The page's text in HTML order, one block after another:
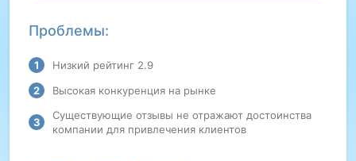
Проблемы:
Низкий рейтинг 2.9
Высокая конкуренция на рынке
Существующие отзывы не отражают достоинства
компании для привлечения клиентов